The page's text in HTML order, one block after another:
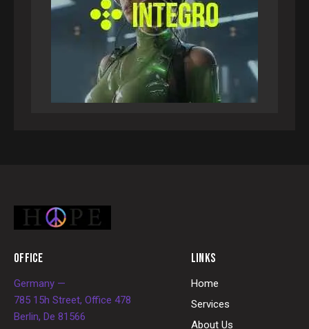
OFFICE
Germany —
785 15h Street, Office 478
Berlin, De 81566
LINKS
Home
Services
About Us